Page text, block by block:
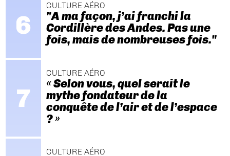
CULTURE AÉRO
"A ma façon, j’ai franchi la
Cordillère des Andes. Pas une
fois, mais de nombreuses fois."
CULTURE AÉRO
« Selon vous, quel serait le
mythe fondateur de la
conquête de l’air et de l’espace
? »
CULTURE AÉRO